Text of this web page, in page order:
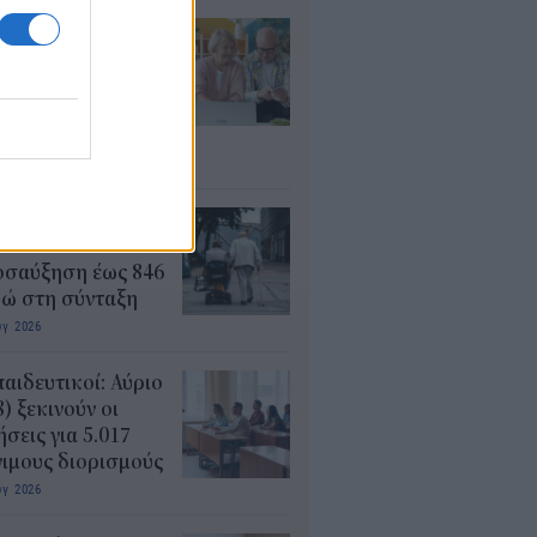
Ποιοι
2026
έως 846
στη σύνταξη
2026
Αύριο
ξεκινούν οι
για 5.017
διορισμούς
2026